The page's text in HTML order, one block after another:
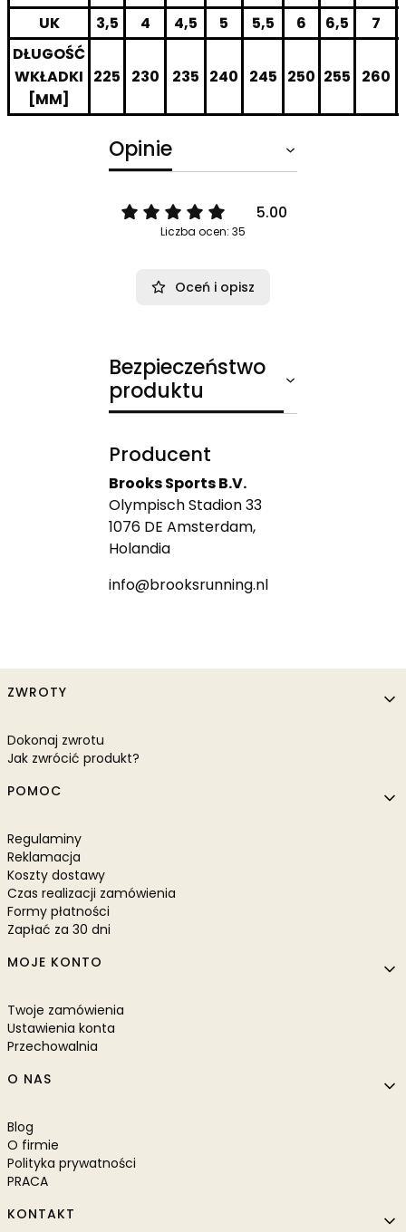
UK
3,5 4 4,5 5 5,5 6 6,5 7
DŁUGOŚĆ
WKŁADKI
[MM]
225 230 235 240 245 250 255 260
Opinie
5.00
Liczba ocen: 35
Oceń i opisz
Bezpieczeństwo
produktu
Producent
Brooks Sports B.V.
Olympisch Stadion 33
1076 DE Amsterdam,
Holandia
info@brooksrunning.nl
Linki w stopce
ZWROTY
Dokonaj zwrotu
Jak zwrócić produkt?
POMOC
Regulaminy
Reklamacja
Koszty dostawy
Czas realizacji zamówienia
Formy płatności
Zapłać za 30 dni
MOJE KONTO
Twoje zamówienia
Ustawienia konta
Przechowalnia
O NAS
Blog
O firmie
Polityka prywatności
PRACA
KONTAKT